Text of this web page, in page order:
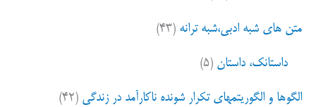
متن های شبه ادبی،شبه ترانه (۴۳)
داستانک، داستان (۵)
الگوها و الگوریتمهای تکرار شونده ناکارآمد در زندگی (۴۲)